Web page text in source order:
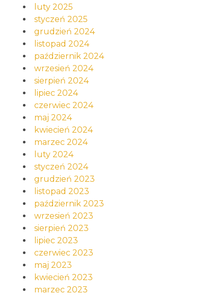
luty 2025
styczeń 2025
grudzień 2024
listopad 2024
październik 2024
wrzesień 2024
sierpień 2024
lipiec 2024
czerwiec 2024
maj 2024
kwiecień 2024
marzec 2024
luty 2024
styczeń 2024
grudzień 2023
listopad 2023
październik 2023
wrzesień 2023
sierpień 2023
lipiec 2023
czerwiec 2023
maj 2023
kwiecień 2023
marzec 2023